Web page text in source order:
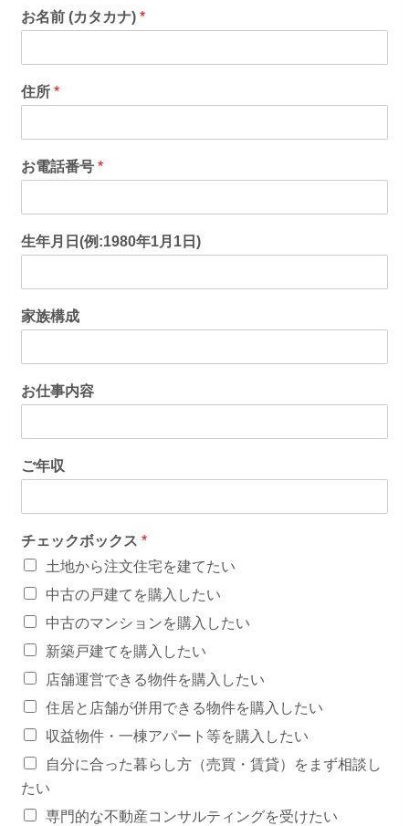
お名前 (カタカナ)*
住所*
お電話番号*
生年月日(例:1980年1月1日)
家族構成
お仕事内容
ご年収
チェックボックス*
土地から注文住宅を建てたい
中古の戸建てを購入したい
中古のマンションを購入したい
新築戸建てを購入したい
店舗運営できる物件を購入したい
住居と店舗が併用できる物件を購入したい
収益物件・一棟アパート等を購入したい
自分に合った暮らし方（売買・賃貸）をまず相談し
たい
専門的な不動産コンサルティングを受けたい